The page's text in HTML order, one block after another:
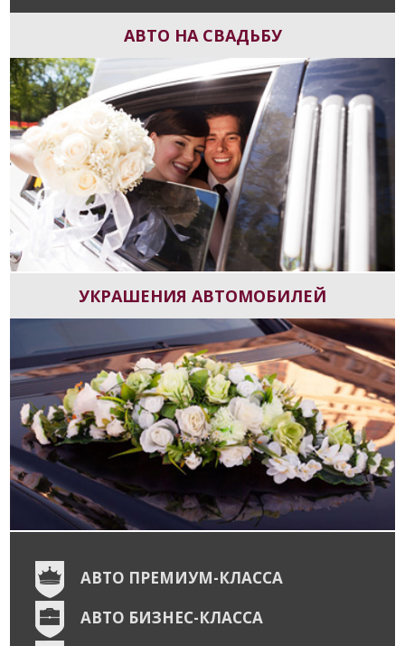
АВТО НА СВАДЬБУ
УКРАШЕНИЯ АВТОМОБИЛЕЙ
АВТО ПРЕМИУМ-КЛАССА
АВТО БИЗНЕС-КЛАССА